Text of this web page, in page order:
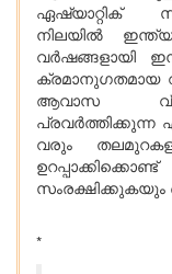
ഏഷ്യാറ്റിക്
നിലയിൽ
വർഷങ്ങളായി
ക്രമാനുഗതമായ
ആവാസ
പ്രവർത്തിക്കുന്ന
വരും
സംരക്ഷിക്കുകയും
*